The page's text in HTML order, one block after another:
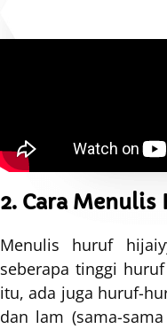
2. Cara
Menulis huruf
seberapa tinggi
itu, ada juga huruf-
dan lam (sama-